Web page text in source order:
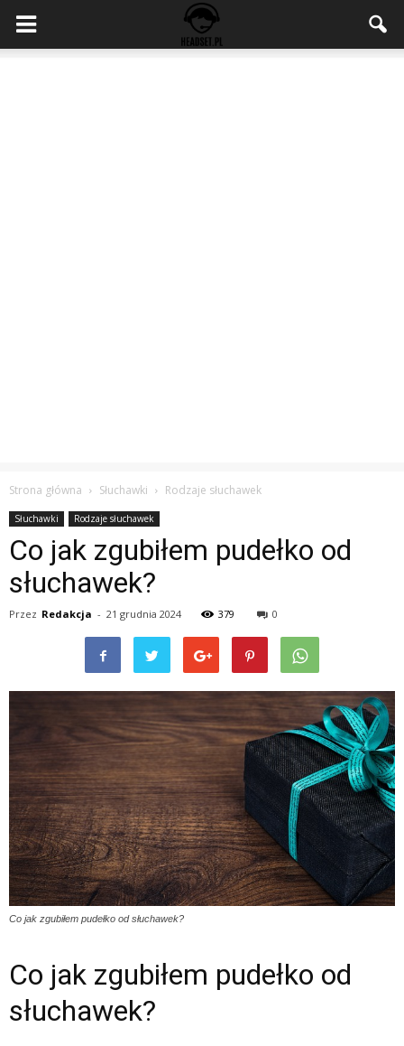
Strona główna Słuchawki Rodzaje słuchawek
Słuchawki Rodzaje słuchawek
Co jak zgubiłem pudełko od
słuchawek?
Przez Redakcja - 21 grudnia 2024 379 0
Co jak zgubiłem pudełko od słuchawek?
Co jak zgubiłem pudełko od
słuchawek?